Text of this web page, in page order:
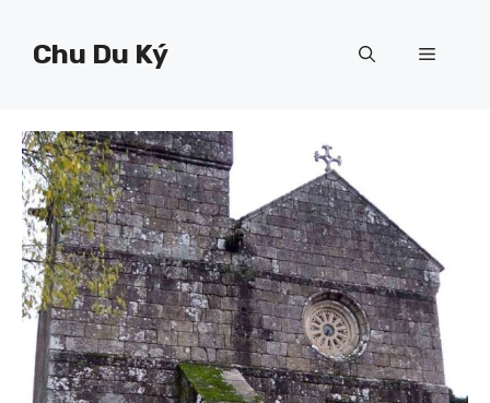
Chu Du Ký Menu